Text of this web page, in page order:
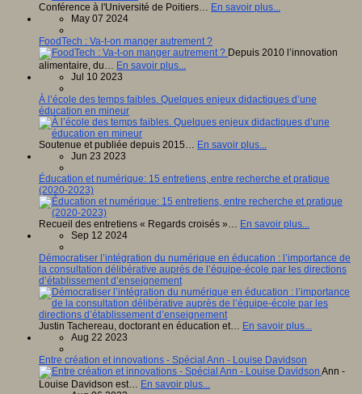
Conférence à l'Université de Poitiers… En savoir plus...
May 07 2024
FoodTech : Va-t-on manger autrement ?
Depuis 2010 l’innovation
alimentaire, du… En savoir plus...
Jul 10 2023
À l’école des temps faibles. Quelques enjeux didactiques d’une
éducation en mineur
Soutenue et publiée depuis 2015… En savoir plus...
Jun 23 2023
Éducation et numérique: 15 entretiens, entre recherche et pratique
(2020-2023)
Recueil des entretiens « Regards croisés »… En savoir plus...
Sep 12 2024
Démocratiser l’intégration du numérique en éducation : l’importance de
la consultation délibérative auprès de l’équipe-école par les directions
d’établissement d’enseignement
Justin Tachereau, doctorant en éducation et… En savoir plus...
Aug 22 2023
Entre création et innovations - Spécial Ann - Louise Davidson
Ann -
Louise Davidson est… En savoir plus...